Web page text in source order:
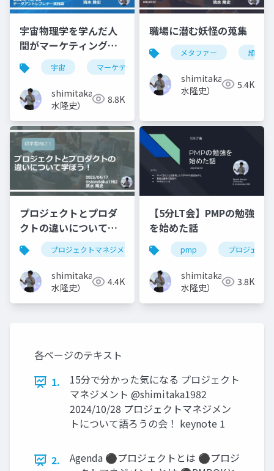
宇宙物理学を学んだ人
間がマーケティングサ
イエンスのビジネスを
始めた話
宇宙 マーケティング
shimitaka（清
水隆史）
8.8K
職場に潜む妖怪の蒐集
メタファー 組織課
shimitaka（清
水隆史）
5.4K
プロジェクトとプロダ
クトの違いについて学
ぼう！ プロジェクトマネジメント プロジェクトマネージャ
shimitaka（清
水隆史）
4.4K
【5分LT会】PMPの勉強
を始めた話
pmp プロジェク
shimitaka（清
水隆史）
3.8K
各ページのテキスト
1.
15分で分かった気になる プロジェクト
マネジメント @shimitaka1982
2024/10/28 プロジェクトマネジメン
トについて語ろうの会！ keynote 1
2.
Agenda ⚫プロジェクトとは ⚫プロジ